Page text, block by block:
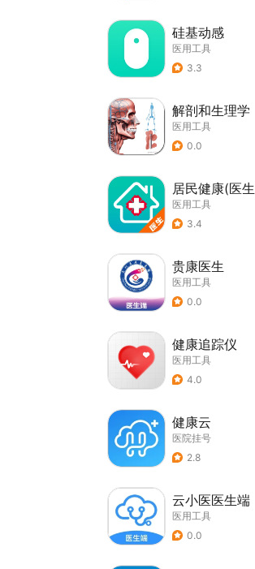
硅基动感
医用工具
3.3
解剖和生理学
医用工具
0.0
居民健康(医
医用工具
3.4
贵康医生
医用工具
0.0
健康追踪仪
医用工具
4.0
健康云
医院挂号
2.8
云小医医生端
医用工具
0.0